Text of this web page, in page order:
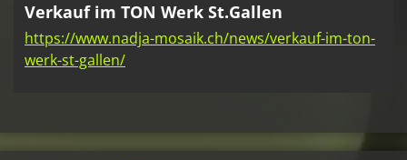
Verkauf im TON Werk St.Gallen
https://www.nadja-mosaik.ch/news/verkauf-im-ton-
werk-st-gallen/